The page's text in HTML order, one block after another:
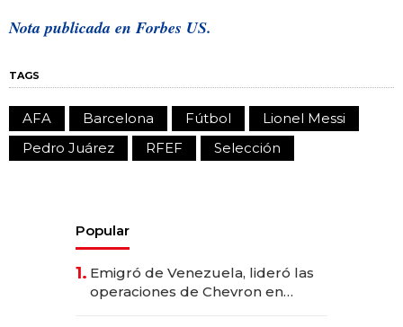
Nota publicada en Forbes US.
TAGS
AFA Barcelona Fútbol
Lionel Messi
Pedro Juárez
RFEF Selección
Popular
1. Emigró de Venezuela, lideró las
operaciones de Chevron en